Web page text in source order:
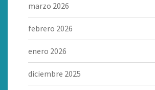
marzo 2026
febrero 2026
enero 2026
diciembre 2025